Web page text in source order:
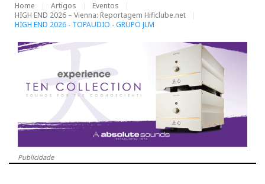
Home Artigos
Eventos
HIGH END 2026 – Vienna: Reportagem Hificlube.net
HIGH END 2026 - TOPAUDIO - GRUPO JLM
Publicidade